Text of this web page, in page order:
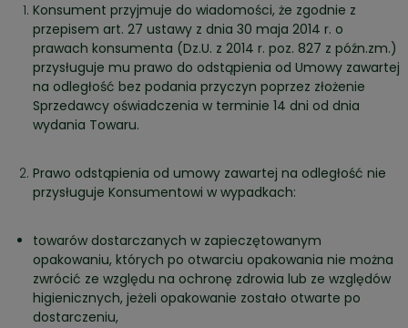
Konsument przyjmuje do wiadomości, że zgodnie z
przepisem art. 27 ustawy z dnia 30 maja 2014 r. o
prawach konsumenta (Dz.U. z 2014 r. poz. 827 z późn.zm.)
przysługuje mu prawo do odstąpienia od Umowy zawartej
na odległość bez podania przyczyn poprzez złożenie
Sprzedawcy oświadczenia w terminie 14 dni od dnia
wydania Towaru.
Prawo odstąpienia od umowy zawartej na odległość nie
przysługuje Konsumentowi w wypadkach:
towarów dostarczanych w zapieczętowanym
opakowaniu, których po otwarciu opakowania nie można
zwrócić ze względu na ochronę zdrowia lub ze względów
higienicznych, jeżeli opakowanie zostało otwarte po
dostarczeniu,